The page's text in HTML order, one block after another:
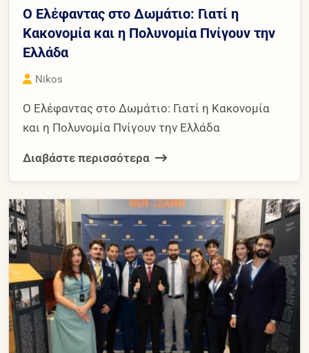
Ο Ελέφαντας στο Δωμάτιο: Γιατί η
Κακονομία και η Πολυνομία Πνίγουν την
Ελλάδα
Nikos
Ο Ελέφαντας στο Δωμάτιο: Γιατί η Κακονομία
και η Πολυνομία Πνίγουν την Ελλάδα
Διαβάστε περισσότερα